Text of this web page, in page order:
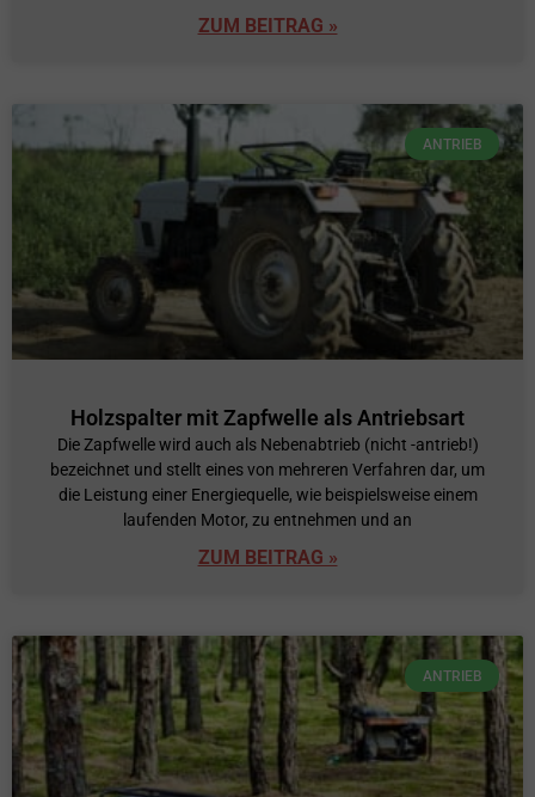
ZUM BEITRAG »
ANTRIEB
Holzspalter mit Zapfwelle als Antriebsart
Die Zapfwelle wird auch als Nebenabtrieb (nicht -antrieb!)
bezeichnet und stellt eines von mehreren Verfahren dar, um
die Leistung einer Energiequelle, wie beispielsweise einem
laufenden Motor, zu entnehmen und an
ZUM BEITRAG »
ANTRIEB